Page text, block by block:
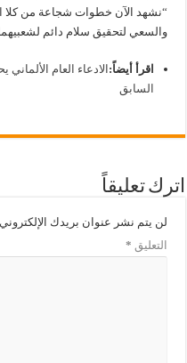
“نشهد الآن خطوات شجاعة من كلا
والسعي لتحقيق سلام دائم
اقرأ أيضاً:الادعاء العام
السابق
اترك تعليقاً
لن يتم نشر عنوان بريدك الإلكتروني.
التعليق *